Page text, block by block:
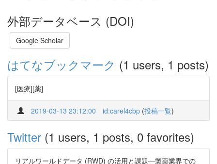
外部データベース (DOI)
Google Scholar
はてなブックマーク (1 users, 1 posts)
[医療][薬]
2019-03-13 23:12:00 id:carel4cbp (投稿一覧)
Twitter (1 users, 1 posts, 0 favorites)
リアルワールドデータ (RWD) の活用と課題—製薬業界での